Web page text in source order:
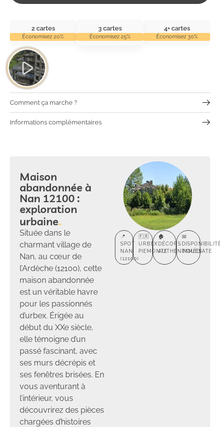
2 cartes
Économisez 20%
3 cartes
Économisez 25%
4+ cartes
Économisez 30%
Comment ça marche ?
Informations complémentaires
Maison
abandonnée à
Nan 12100 :
exploration
urbaine
Située dans le
charmant village de
Nan, au cœur de
l’Ardèche (12100), cette
maison abandonnée
est un véritable havre
pour les passionnés
d’urbex. Érigée au
début du XXe siècle,
elle témoigne d’un
passé fascinant, avec
ses murs décrépis et
ses fenêtres brisées. En
vous aventurant à
l’intérieur, vous
découvrirez des pièces
chargées d’histoires
📍
SPOT
NAN
(12100)
🇫🇷
URBEX
PIEMONTE
🏚️
DÉCORS
AUTHENTIQUES
📅
IMMÉDIATE